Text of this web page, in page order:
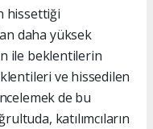
hissettiği
daha yüksek
ile beklentilerin
ve hissedilen
de bu
katılımcıların